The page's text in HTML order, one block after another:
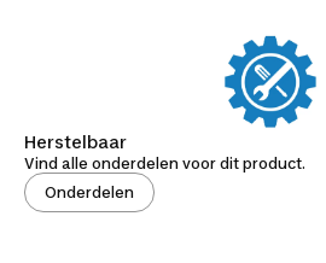
Herstelbaar
Vind alle onderdelen voor dit product.
Onderdelen